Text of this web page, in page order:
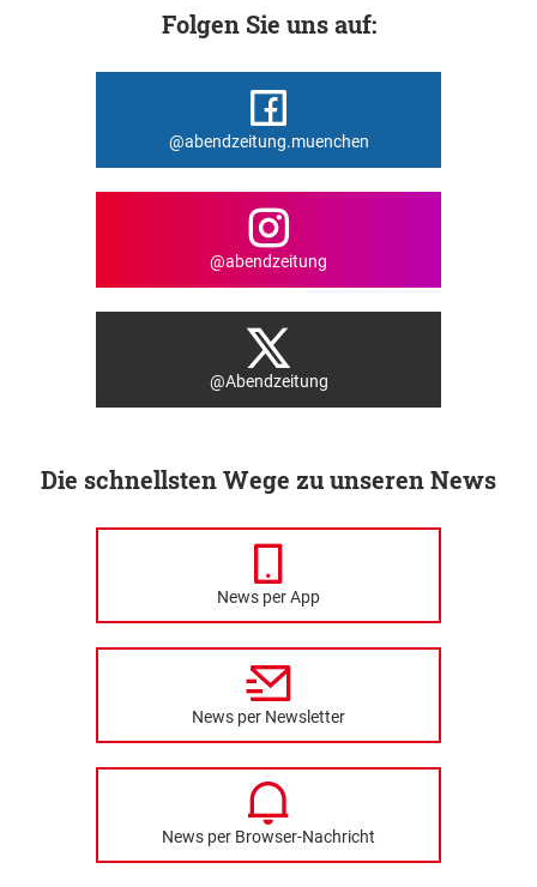
Folgen Sie uns auf:
@abendzeitung.muenchen
@abendzeitung
@Abendzeitung
Die schnellsten Wege zu unseren News
News per App
News per Newsletter
News per Browser-Nachricht